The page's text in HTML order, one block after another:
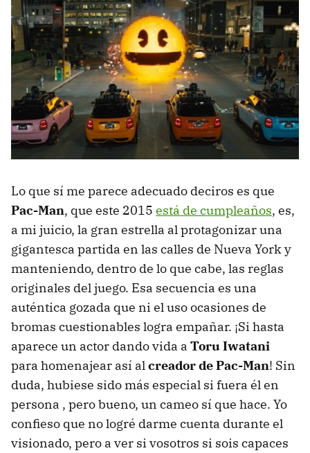
Lo que sí me parece adecuado deciros es que
Pac-Man, que este 2015 está de cumpleaños, es,
a mi juicio, la gran estrella al protagonizar una
gigantesca partida en las calles de Nueva York y
manteniendo, dentro de lo que cabe, las reglas
originales del juego. Esa secuencia es una
auténtica gozada que ni el uso ocasiones de
bromas cuestionables logra empañar. ¡Si hasta
aparece un actor dando vida a Toru Iwatani
para homenajear así alcreador de Pac-Man! Sin
duda, hubiese sido más especial si fuera él en
persona , pero bueno, un cameo sí que hace. Yo
confieso que no logré darme cuenta durante el
visionado, pero a ver si vosotros si sois capaces